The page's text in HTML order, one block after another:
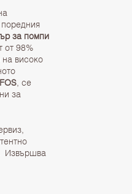
за помпи
от 98%
високо
, се
за
Извършва